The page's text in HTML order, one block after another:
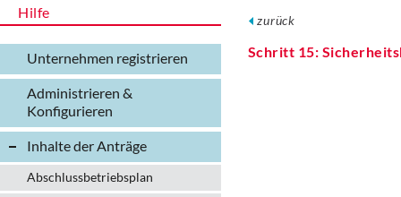
Hilfe
Unternehmen registrieren
Administrieren &
Konfigurieren
Inhalte der Anträge
Abschlussbetriebsplan
zurück
Schritt 15: